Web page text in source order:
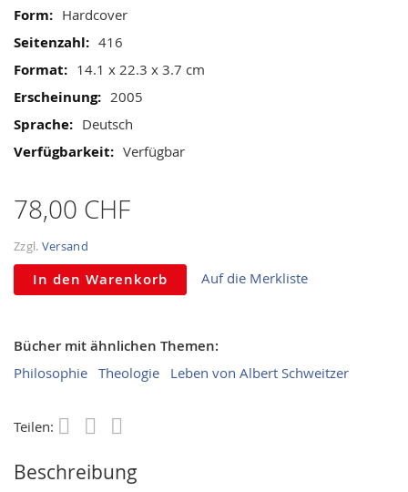
Hardcover
416
14.1 x 22.3 x 3.7 cm
2005
Deutsch
Verfügbar
78,00 CHF
Zzgl. Versand
In den Warenkorb Auf die Merkliste
Bücher mit ähnlichen Themen:
Philosophie Theologie Leben von Albert Schweitzer
Teilen:
Beschreibung